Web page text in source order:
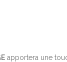
apportera une